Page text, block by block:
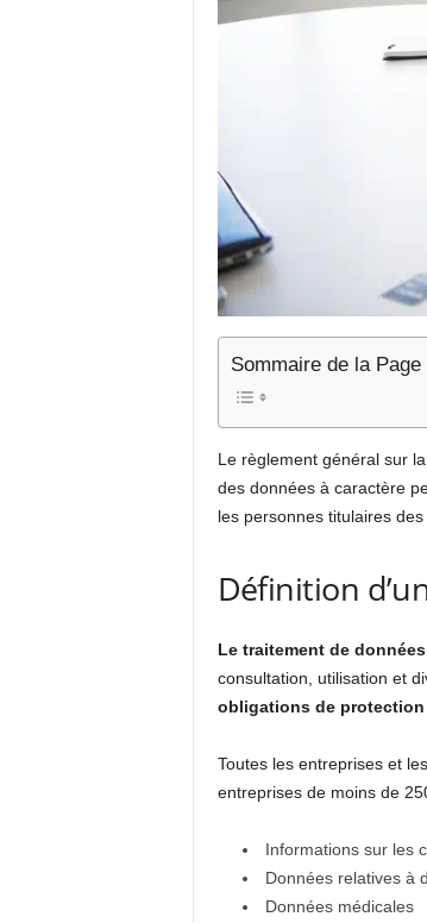
Sommaire de la Page
Le règlement général sur
des données à caractère
les personnes titulaires
Définition
Le traitement de
consultation, utilisation et
obligations de
Toutes les entreprises et
entreprises de moins de
Informations sur les
Données relatives à
Données médicales